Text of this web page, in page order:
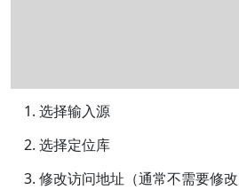
选择输入源
选择定位库
修改访问地址（通常不需要修